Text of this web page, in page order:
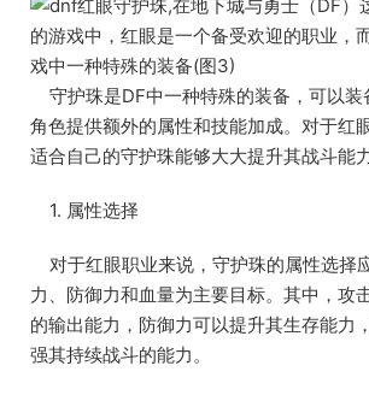
守护珠是DF中一种特殊的装备，可以装
角色提供额外的属性和技能加成。对于红
适合自己的守护珠能够大大提升其战斗能力
1. 属性选择
对于红眼职业来说，守护珠的属性选择
力、防御力和血量为主要目标。其中，攻
的输出能力，防御力可以提升其生存能力
强其持续战斗的能力。